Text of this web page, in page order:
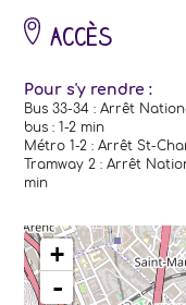
Accès
Pour s'y rendre :
Bus 33-34 : Arrêt
bus : 1-2 min
Métro 1-2 : Arrêt St-
Tramway 2 : Arrêt
min
chargement de la carte - veuillez
+
-